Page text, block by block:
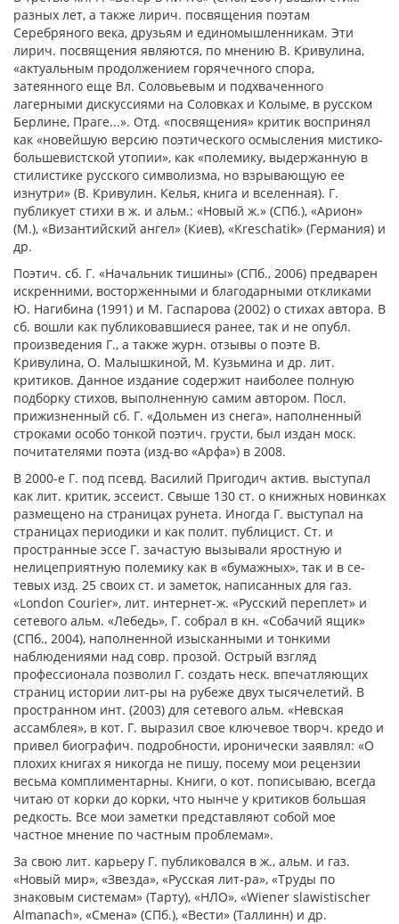
разных лет, а также лирич. посвящения поэтам
Серебряного ве­ка, друзьям и единомышленникам. Эти
лирич. посвящения являются, по мнению В. Кривулина,
«актуальным продолжением горячечного спора,
затеянного еще Вл. Соло­вьевым и подхваченного
лагерными дискус­сиями на Соловках и Колыме, в русском
Бер­лине, Праге...». Отд. «посвящения» критик воспринял
как «новейшую версию по­этического осмысления мистико-
большевистской утопии», как «полемику, выдержанную в
стилистике русского символизма, но взрыва­ющую ее
изнутри» (В. Кривулин. Келья, книга и вселенная). Г.
публикует стихи в ж. и альм.: «Новый ж.» (СПб.), «Арион»
(М.), «Византийский ангел» (Киев), «Kreschatik» (Германия) и
др.
Поэтич. сб. Г. «Начальник тишины» (СПб., 2006) предварен
искренними, восторженными и благодарными откликами
Ю. Нагибина (1991) и М. Гаспарова (2002) о стихах автора. В
сб. вошли как публиковавшиеся ранее, так и не опубл.
произведения Г., а также журн. отзывы о поэте В.
Кривулина, О. Малышкиной, М. Кузьмина и др. лит.
критиков. Данное издание содержит наиболее полную
подборку стихов, выполненную самим автором. Посл.
прижизненный сб. Г. «Дольмен из снега», наполненный
строками особо тонкой поэтич. грусти, был издан моск.
почитателями поэта (изд-во «Арфа») в 2008.
В 2000-е Г. под псевд. Ва­силий Пригодич актив. выступал
как лит. критик, эссеист. Свыше 130 ст. о книжных новинках
размещено на страницах рунета. Иногда Г. выступал на
страницах периодики и как полит. пуб­лицист. Ст. и
пространные эссе Г. зачастую вызывали яростную и
нелицеприят­ную полемику как в «бумажных», так и в се­
тевых изд. 25 своих ст. и заметок, написанных для газ.
«London Courier», лит. интернет-ж. «Русский переплет» и
сетевого альм. «Лебедь», Г. собрал в кн. «Собачий ящик»
(СПб., 2004), наполненной изысканными и тонкими
наблюдениями над совр. прозой. Острый взгляд
профессионала позволил Г. создать неск. впечатляющих
страниц истории лит-ры на рубеже двух тысячелетий. В
пространном инт. (2003) для сетевого альм. «Невская
ассамблея», в кот. Г. выразил свое ключевое творч. кредо и
привел биографич. подробности, иронически заявлял: «О
плохих книгах я никогда не пишу, посему мои рецензии
весьма комплиментарны. Книги, о кот. пописываю, всегда
читаю от корки до корки, что нынче у критиков большая
редкость. Все мои заметки представляют собой мое
частное мнение по частным проблемам».
За свою лит. карьеру Г. публиковался в ж., альм. и газ.
«Новый мир», «Звезда», «Русская лит-ра», «Труды по
знаковым системам» (Тарту), «НЛО», «Wiener slawistischer
Almanach», «Смена» (СПб.), «Вести» (Тал­линн) и др.